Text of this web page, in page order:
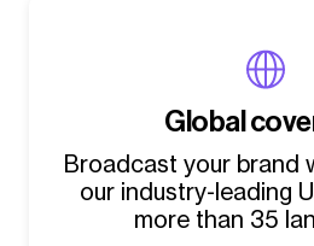
Global
Broadcast your brand
our industry-leading
more than 35